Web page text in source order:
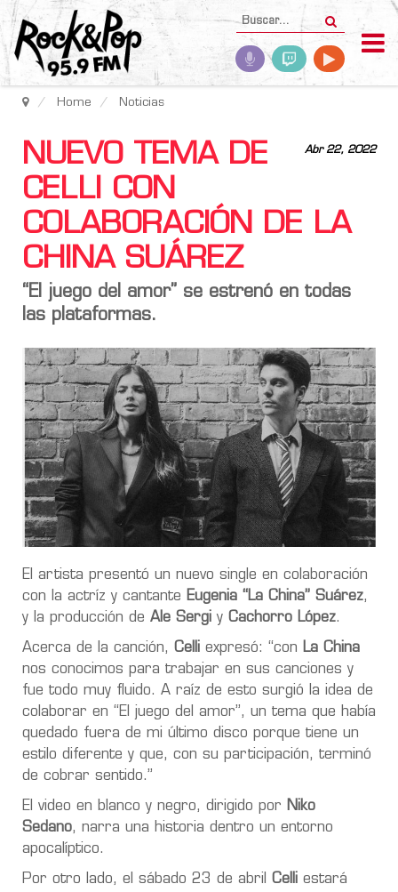
Home Noticias
Abr 22, 2022
NUEVO TEMA DE
CELLI CON
COLABORACIÓN DE LA
CHINA SUÁREZ
“El juego del amor” se estrenó en todas
las plataformas.
El artista presentó un nuevo single en colaboración
con la actríz y cantante Eugenia “La China” Suárez,
y la producción de Ale Sergi y Cachorro López.
Acerca de la canción, Celli expresó: “con La China
nos conocimos para trabajar en sus canciones y
fue todo muy fluido. A raíz de esto surgió la idea de
colaborar en “El juego del amor”, un tema que había
quedado fuera de mi último disco porque tiene un
estilo diferente y que, con su participación, terminó
de cobrar sentido.”
El video en blanco y negro, dirigido por
Niko
Sedano, narra una historia dentro un entorno
apocalíptico.
Por otro lado, el sábado 23 de abril Celli estará